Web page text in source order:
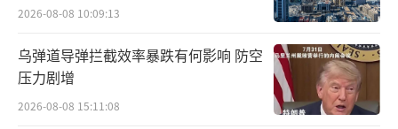
2026-08-08 10:09:13
乌弹道导弹拦截效率暴跌有何影响 防空
压力剧增
2026-08-08 15:11:08